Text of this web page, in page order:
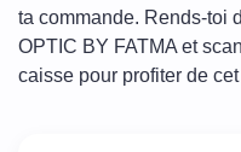
ta commande. Rends-toi
OPTIC BY FATMA et
caisse pour profiter de